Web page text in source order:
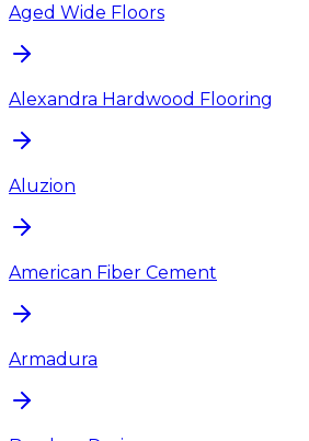
Aged Wide Floors
Alexandra Hardwood Flooring
Aluzion
American Fiber Cement
Armadura